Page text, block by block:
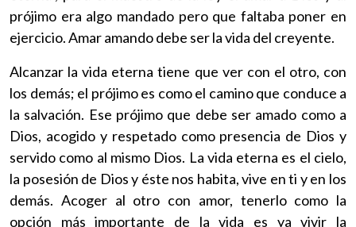
prójimo era algo mandado pero que faltaba poner en
ejercicio. Amar amando debe ser la vida del creyente.
Alcanzar la vida eterna tiene que ver con el otro, con
los demás; el prójimo es como el camino que conduce a
la salvación. Ese prójimo que debe ser amado como a
Dios, acogido y respetado como presencia de Dios y
servido como al mismo Dios. La vida eterna es el cielo,
la posesión de Dios y éste nos habita, vive en ti y en los
demás. Acoger al otro con amor, tenerlo como la
opción más importante de la vida es ya vivir la